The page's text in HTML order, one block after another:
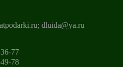
dluida@ya.ru
77
78